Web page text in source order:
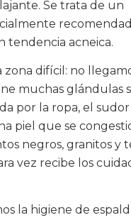
Se trata de un
tendencia acneica.
zona difícil: no
muchas glándulas
por la ropa, el
piel que se
negros, granitos y
vez recibe los
la higiene de